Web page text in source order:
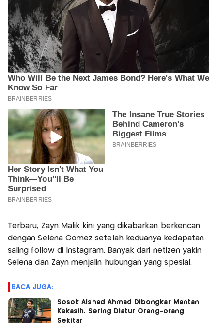
Terbaru, Zayn Malik kini yang dikabarkan berkencan
dengan Selena Gomez setelah keduanya kedapatan
saling follow di Instagram. Banyak dari netizen yakin
Selena dan Zayn menjalin hubungan yang spesial.
BACA JUGA:
Sosok Alshad Ahmad Dibongkar Mantan
Kekasih, Sering Diatur Orang-orang
Sekitar